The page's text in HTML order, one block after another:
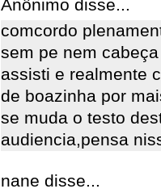
Anônimo disse...
comcordo
sem pe nem
assisti e realmente
de boazinha por
se muda o testo
audiencia,pensa
nane disse...